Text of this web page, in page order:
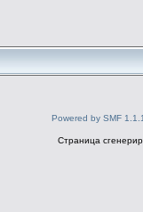
Powered by SMF
Страница